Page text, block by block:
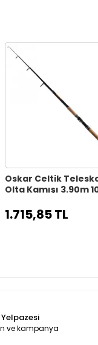
Oskar Celtik
Olta Kamışı 3.90m
1.715,85 TL
Yelpazesi
ve kampanya